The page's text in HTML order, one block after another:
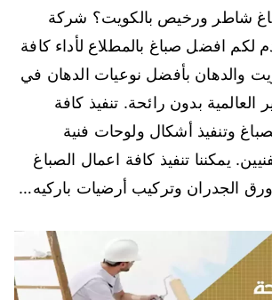
شاطر ورخيص بالكويت؟ شركة
لكم افضل صباغ بالمطلاع لأداء كافة
والدهان بأفضل نوعيات الدهان في
العالمية بدون رائحة. تنفيذ كافة
وتنفيذ أشكال ولوحات فنية
يمكننا تنفيذ كافة اعمال الصباغ
الجدران وتركيب أرضيات باركيه…